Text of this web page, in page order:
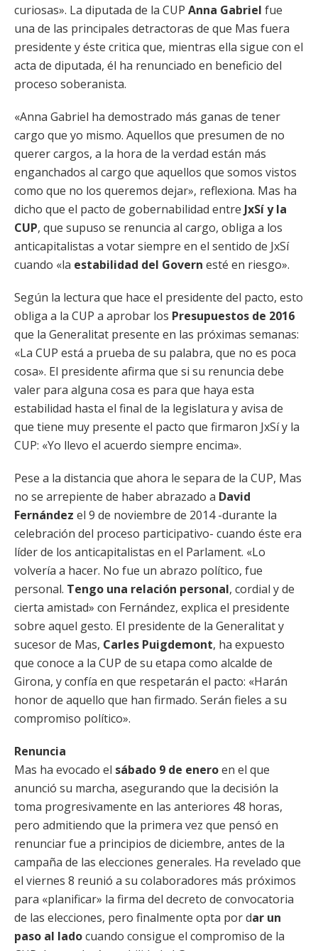
curiosas». La diputada de la CUP Anna Gabriel fue
una de las principales detractoras de que Mas fuera
presidente y éste critica que, mientras ella sigue con el
acta de diputada, él ha renunciado en beneficio del
proceso soberanista.
«Anna Gabriel ha demostrado más ganas de tener
cargo que yo mismo. Aquellos que presumen de no
querer cargos, a la hora de la verdad están más
enganchados al cargo que aquellos que somos vistos
como que no los queremos dejar», reflexiona. Mas ha
dicho que el pacto de gobernabilidad entre JxSí y la
CUP, que supuso se renuncia al cargo, obliga a los
anticapitalistas a votar siempre en el sentido de JxSí
cuando «la estabilidad del Govern esté en riesgo».
Según la lectura que hace el presidente del pacto, esto
obliga a la CUP a aprobar los Presupuestos de 2016
que la Generalitat presente en las próximas semanas:
«La CUP está a prueba de su palabra, que no es poca
cosa». El presidente afirma que si su renuncia debe
valer para alguna cosa es para que haya esta
estabilidad hasta el final de la legislatura y avisa de
que tiene muy presente el pacto que firmaron JxSí y la
CUP: «Yo llevo el acuerdo siempre encima».
Pese a la distancia que ahora le separa de la CUP, Mas
no se arrepiente de haber abrazado a David
Fernández el 9 de noviembre de 2014 -durante la
celebración del proceso participativo- cuando éste era
líder de los anticapitalistas en el Parlament. «Lo
volvería a hacer. No fue un abrazo político, fue
personal. Tengo una relación personal, cordial y de
cierta amistad» con Fernández, explica el presidente
sobre aquel gesto. El presidente de la Generalitat y
sucesor de Mas, Carles Puigdemont, ha expuesto
que conoce a la CUP de su etapa como alcalde de
Girona, y confía en que respetarán el pacto: «Harán
honor de aquello que han firmado. Serán fieles a su
compromiso político».
Renuncia
Mas ha evocado el sábado 9 de eneroen el que
anunció su marcha, asegurando que la decisión la
toma progresivamente en las anteriores 48 horas,
pero admitiendo que la primera vez que pensó en
renunciar fue a principios de diciembre, antes de la
campaña de las elecciones generales. Ha revelado que
el viernes 8 reunió a su colaboradores más próximos
para «planificar» la firma del decreto de convocatoria
de las elecciones, pero finalmente opta por dar un
paso al ladocuando consigue el compromiso de la